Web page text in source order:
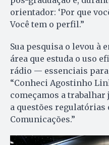
orientador: ‘Por que
Você tem o perfil.”
Sua pesquisa o levou à
área que estuda o uso
rádio — essenciais
“Conheci Agostinho
começamos a trabalhar
a questões regulatórias
Comunicações.”